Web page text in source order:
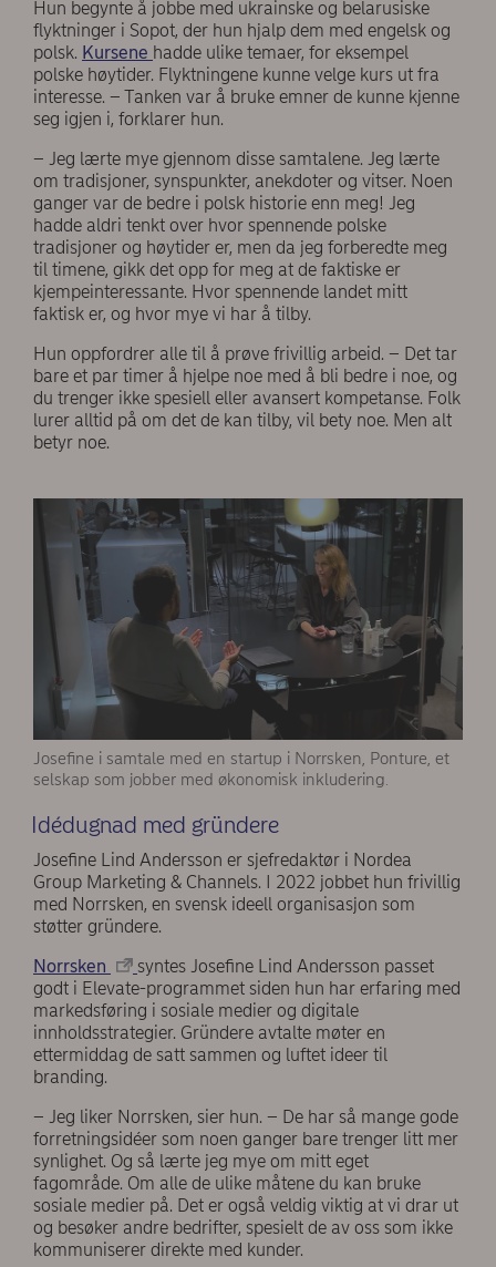
Hun begynte å jobbe med ukrainske og belarusiske
flyktninger i Sopot, der hun hjalp dem med engelsk og
polsk. Kursene hadde ulike temaer, for eksempel
polske høytider. Flyktningene kunne velge kurs ut fra
interesse. – Tanken var å bruke emner de kunne kjenne
seg igjen i, forklarer hun.
– Jeg lærte mye gjennom disse samtalene. Jeg lærte
om tradisjoner, synspunkter, anekdoter og vitser. Noen
ganger var de bedre i polsk historie enn meg! Jeg
hadde aldri tenkt over hvor spennende polske
tradisjoner og høytider er, men da jeg forberedte meg
til timene, gikk det opp for meg at de faktiske er
kjempeinteressante. Hvor spennende landet mitt
faktisk er, og hvor mye vi har å tilby.
Hun oppfordrer alle til å prøve frivillig arbeid. – Det tar
bare et par timer å hjelpe noe med å bli bedre i noe, og
du trenger ikke spesiell eller avansert kompetanse. Folk
lurer alltid på om det de kan tilby, vil bety noe. Men alt
betyr noe.
Josefine i samtale med en startup i Norrsken, Ponture, et
selskap som jobber med økonomisk inkludering.
Idédugnad med gründere
Josefine Lind Andersson er sjefredaktør i Nordea
Group Marketing & Channels. I 2022 jobbet hun frivillig
med Norrsken, en svensk ideell organisasjon som
støtter gründere.
Norrsken
syntes Josefine Lind Andersson passet
godt i Elevate-programmet siden hun har erfaring med
markedsføring i sosiale medier og digitale
innholdsstrategier. Gründere avtalte møter en
ettermiddag de satt sammen og luftet ideer til
branding.
– Jeg liker Norrsken, sier hun. – De har så mange gode
forretningsidéer som noen ganger bare trenger litt mer
synlighet. Og så lærte jeg mye om mitt eget
fagområde. Om alle de ulike måtene du kan bruke
sosiale medier på. Det er også veldig viktig at vi drar ut
og besøker andre bedrifter, spesielt de av oss som ikke
kommuniserer direkte med kunder.